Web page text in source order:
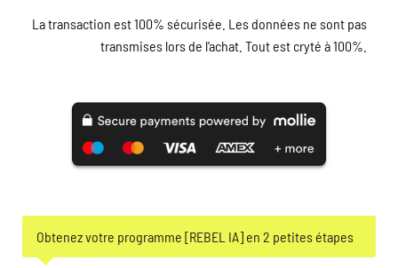
La transaction est 100% sécurisée. Les données ne sont pas
transmises lors de l’achat. Tout est cryté à 100%.
Obtenez votre programme [REBEL IA] en 2 petites étapes